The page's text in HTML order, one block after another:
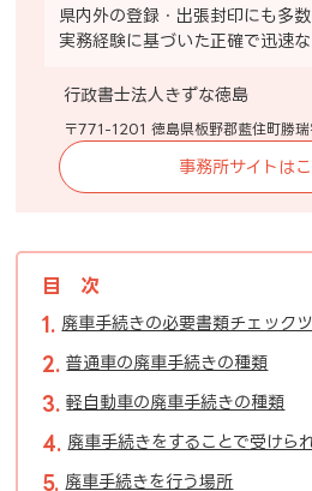
県内外の登録・出張封印にも多
実務経験に基づいた正確で迅速な
行政書士法人きずな徳島
〒771-1201 徳島県板野郡藍住町勝
事務所サイトは
目次
廃車手続きの必要書類チェック
普通車の廃車手続きの種類
軽自動車の廃車手続きの種類
廃車手続きをすることで受けら
廃車手続きを行う場所